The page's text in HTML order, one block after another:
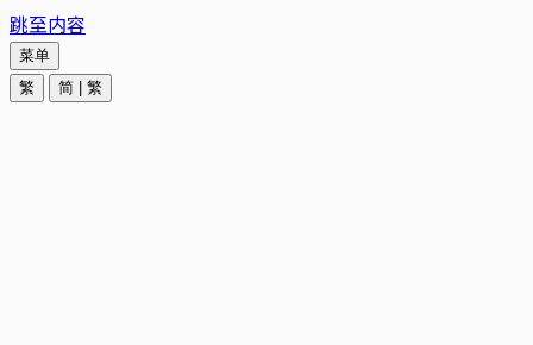
跳至内容
菜单
繁
简 繁